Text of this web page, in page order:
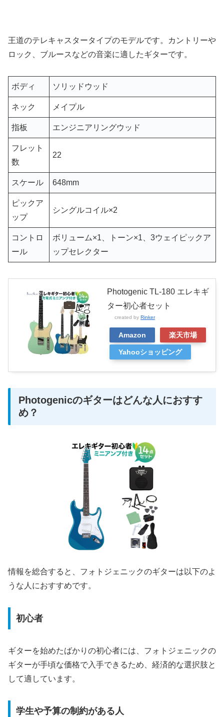
王道のテレキャスタータイプのモデルです。カントリーや
ロック、ブルースなどの音楽に適したギターです。
ボディ ソリッドウッド
ネック メイプル
指板 エンジニアリングウッド
フレット
数
22
スケール 648mm
ピックア
ップ
シングルコイル×2
コントロ
ール
ボリューム×1、トーン×1、3ウェイピックア
ップセレクター
Photogenic TL-180 エレキギ
ター初心者セット
created by Rinker
Amazon 楽天市場
Yahooショッピング
Photogenicのギターはどんな人におすす
め？
情報を総合すると、フォトジェニックのギターは以下のよ
うな人におすすめです。
初心者
ギターを始めたばかりの初心者には、フォトジェニックの
ギターが手頃な価格で入手できるため、経済的な選択肢と
して適しています。
学生や予算の制約がある人